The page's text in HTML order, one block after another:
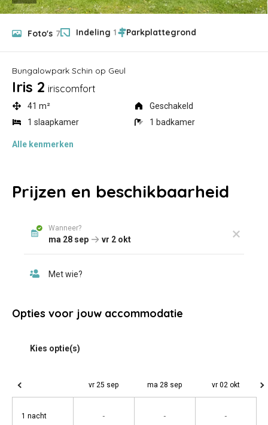
Foto's 7 Indeling 1
Bungalowpark Schin op Geul
Iris 2 iriscomfort
41 m²
Geschakeld
1 slaapkamer
1 badkamer
Alle kenmerken
Prijzen en beschikbaarheid
Opties voor jouw accommodatie
vr 25 sep ma 28 sep vr 02 okt
1 nacht - - -